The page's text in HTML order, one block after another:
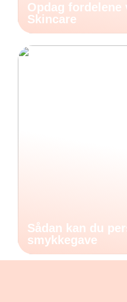
Opdag fordelene
Skincare
Sådan kan du
smykkegave